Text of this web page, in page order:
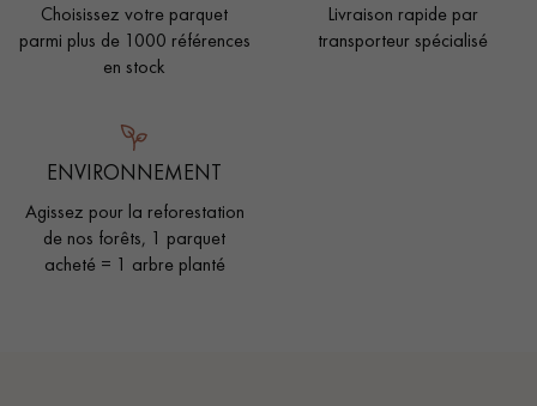
Choisissez votre parquet
parmi plus de 1000 références
en stock
Livraison rapide par
transporteur spécialisé
ENVIRONNEMENT
Agissez pour la reforestation
de nos forêts, 1 parquet
acheté = 1 arbre planté